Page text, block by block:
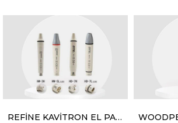
REFİNE KAVİTRON EL PARÇASI IŞIKSIZ HS-7H